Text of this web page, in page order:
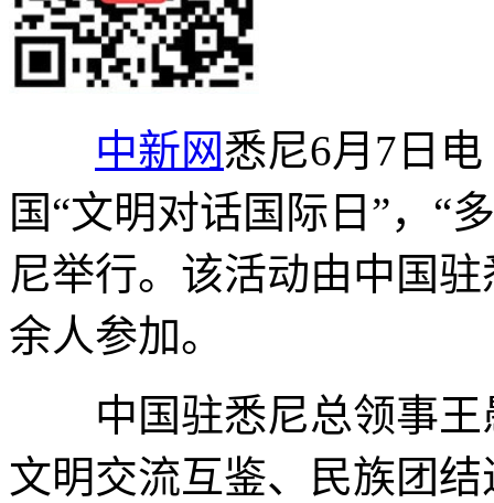
中新网悉尼6月7日
国“文明对话国际日”，“
尼举行。该活动由中国
余人参加。
中国驻悉尼总领事王
文明交流互鉴、民族团